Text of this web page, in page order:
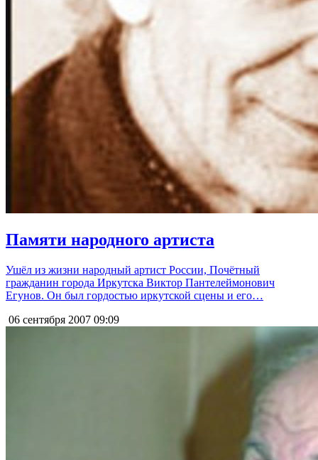
Памяти народного артиста
Ушёл из жизни народный артист России, Почётный
гражданин города Иркутска Виктор Пантелеймонович
Егунов. Он был гордостью иркутской сцены и его…
06 сентября 2007 09:09